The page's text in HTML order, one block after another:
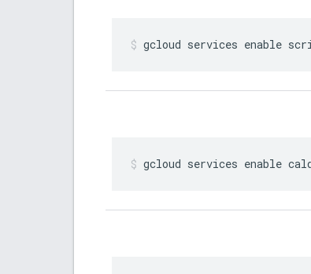
gcloud services enable
gcloud services enable